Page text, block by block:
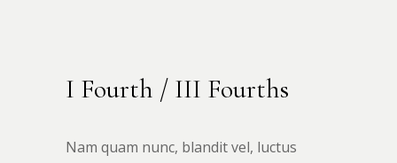
I Fourth / III Fourths
Nam quam nunc, blandit vel, luctus